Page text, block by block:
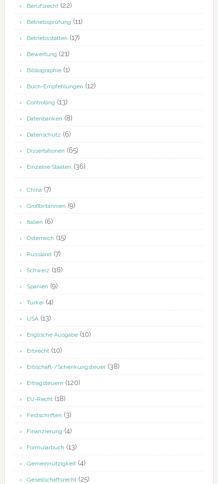
Berufsrecht(22)
Betriebsprüfung (11)
Betriebsstätten (17)
Bewertung (21)
Bibliographie(1)
Buch-Empfehlungen (12)
Controlling (13)
Datenbanken (8)
Datenschutz (6)
Dissertationen (65)
Einzelne Staaten (36)
China(7)
Großbritannien (9)
Italien (6)
Österreich (15)
Russland(7)
Schweiz (16)
Spanien (9)
Türkei (4)
USA(13)
Englische Ausgabe(10)
Erbrecht(10)
Erbschaft-/Schenkungsteuer(38)
Ertragsteuern (120)
EU-Recht(18)
Festschriften (3)
Finanzierung (4)
Formularbuch (13)
Gemeinnützigkeit(4)
Gesellschaftsrecht(25)